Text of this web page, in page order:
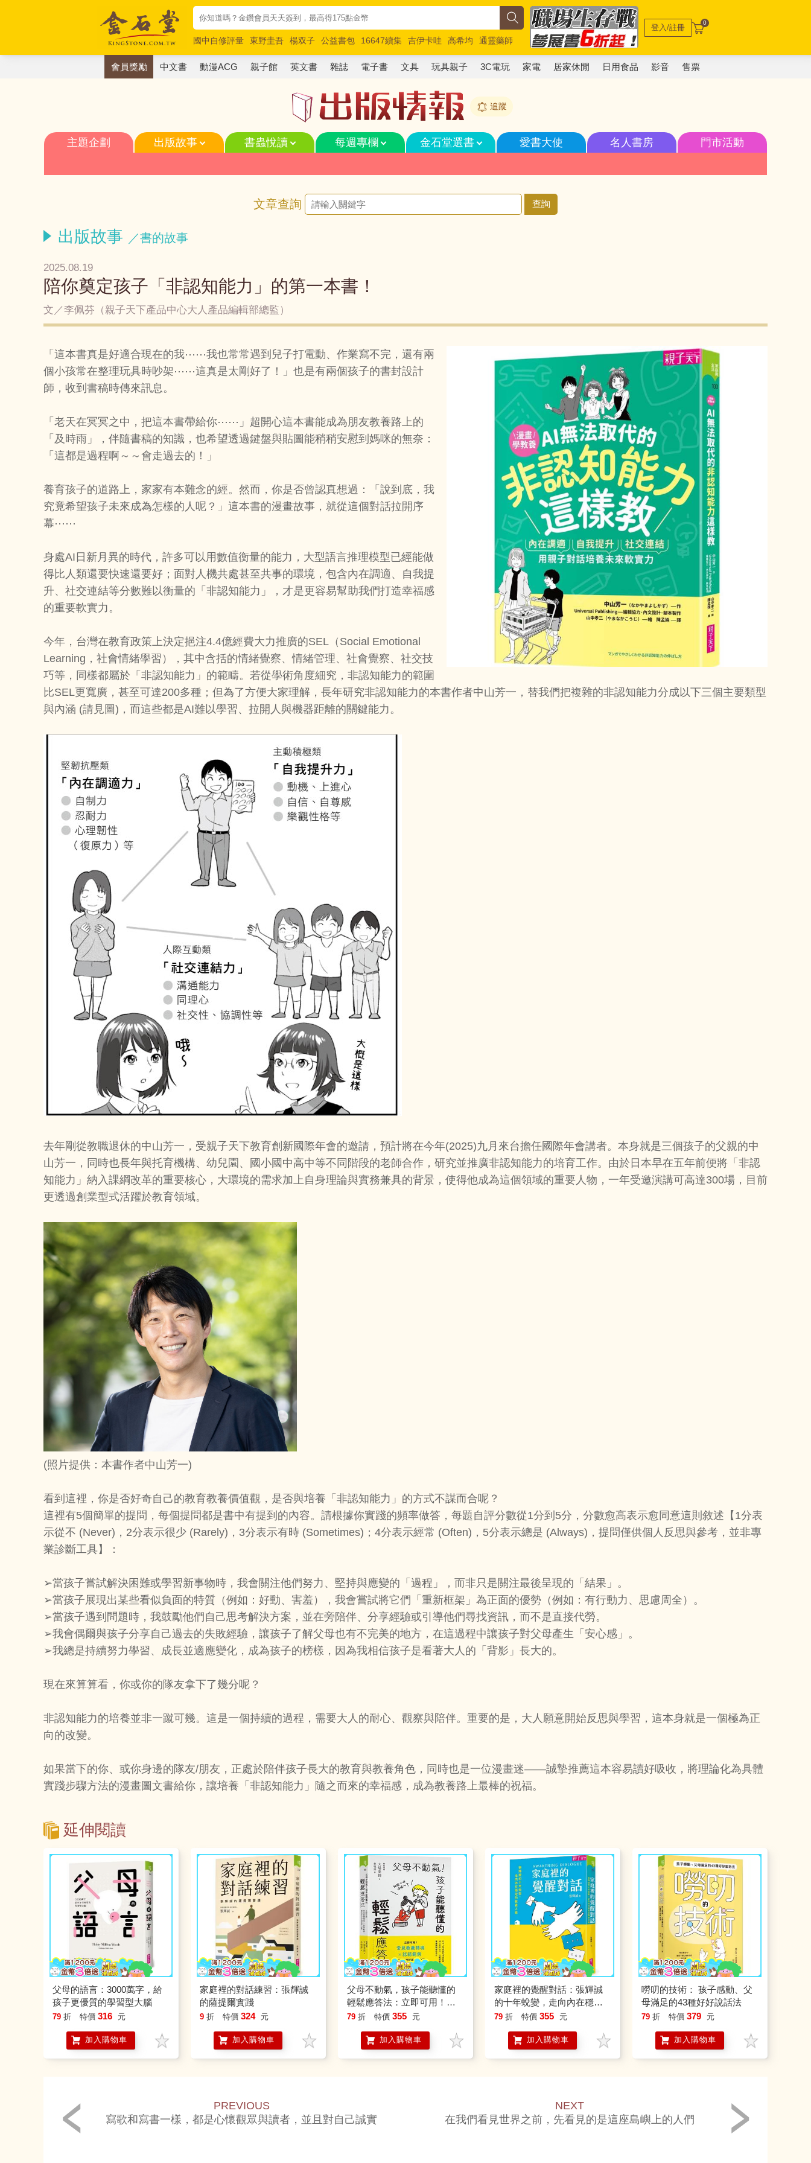
國中自修評量 東野圭吾 楊双子 公益書包 16647續集 吉伊卡哇 高希均
通靈藥師
唯紅花綻放
奧德賽 路邊攤新作 馬斯克 玩具總動員5 超慢跑
登入/註冊 0
會員獎勵 中文書 動漫ACG 親子館 英文書 雜誌 電子書 文具 玩具親子 3C電玩 家電 居家休閒 日用食品 影音 售票
追蹤
主題企劃 出版故事 書蟲悅讀 每週專欄 金石堂選書 愛書大使 名人書房 門市活動
文章查詢
出版故事 ／書的故事
2025.08.19
陪你奠定孩子「非認知能力」的第一本書！
文／李佩芬（親子天下產品中心大人產品編輯部總監）
「這本書真是好適合現在的我⋯⋯我也常常遇到兒子打電動、作業寫不完，還有兩
個小孩常在整理玩具時吵架⋯⋯這真是太剛好了！」也是有兩個孩子的書封設計
師，收到書稿時傳來訊息。
「老天在冥冥之中，把這本書帶給你⋯⋯」超開心這本書能成為朋友教養路上的
「及時雨」，伴隨書稿的知識，也希望透過鍵盤與貼圖能稍稍安慰到媽咪的無奈：
「這都是過程啊～～會走過去的！」
養育孩子的道路上，家家有本難念的經。然而，你是否曾認真想過：「說到底，我
究竟希望孩子未來成為怎樣的人呢？」這本書的漫畫故事，就從這個對話拉開序
幕⋯⋯
身處AI日新月異的時代，許多可以用數值衡量的能力，大型語言推理模型已經能做
得比人類還要快速還要好；面對人機共處甚至共事的環境，包含內在調適、自我提
升、社交連結等分數難以衡量的「非認知能力」，才是更容易幫助我們打造幸福感
的重要軟實力。
今年，台灣在教育政策上決定挹注4.4億經費大力推廣的SEL（Social Emotional
Learning，社會情緒學習），其中含括的情緒覺察、情緒管理、社會覺察、社交技
巧等，同樣都屬於「非認知能力」的範疇。若從學術角度細究，非認知能力的範圍
比SEL更寬廣，甚至可達200多種；但為了方便大家理解，長年研究非認知能力的本書作者中山芳一，替我們把複雜的非認知能力分成以下三個主要類型
與內涵 (請見圖)，而這些都是AI難以學習、拉開人與機器距離的關鍵能力。
去年剛從教職退休的中山芳一，受親子天下教育創新國際年會的邀請，預計將在今年(2025)九月來台擔任國際年會講者。本身就是三個孩子的父親的中
山芳一，同時也長年與托育機構、幼兒園、國小國中高中等不同階段的老師合作，研究並推廣非認知能力的培育工作。由於日本早在五年前便將「非認
知能力」納入課綱改革的重要核心，大環境的需求加上自身理論與實務兼具的背景，使得他成為這個領域的重要人物，一年受邀演講可高達300場，目前
更透過創業型式活躍於教育領域。
(照片提供：本書作者中山芳一)
看到這裡，你是否好奇自己的教育教養價值觀，是否與培養「非認知能力」的方式不謀而合呢？
這裡有5個簡單的提問，每個提問都是書中有提到的內容。請根據你實踐的頻率做答，每題自評分數從1分到5分，分數愈高表示愈同意這則敘述【1分表
示從不 (Never)，2分表示很少 (Rarely)，3分表示有時 (Sometimes)；4分表示經常 (Often)，5分表示總是 (Always)，提問僅供個人反思與參考，並非專
業診斷工具】：
➢當孩子嘗試解決困難或學習新事物時，我會關注他們努力、堅持與應變的「過程」，而非只是關注最後呈現的「結果」。
➢當孩子展現出某些看似負面的特質（例如：好動、害羞），我會嘗試將它們「重新框架」為正面的優勢（例如：有行動力、思慮周全）。
➢當孩子遇到問題時，我鼓勵他們自己思考解決方案，並在旁陪伴、分享經驗或引導他們尋找資訊，而不是直接代勞。
➢我會偶爾與孩子分享自己過去的失敗經驗，讓孩子了解父母也有不完美的地方，在這過程中讓孩子對父母產生「安心感」。
➢我總是持續努力學習、成長並適應變化，成為孩子的榜樣，因為我相信孩子是看著大人的「背影」長大的。
現在來算算看，你或你的隊友拿下了幾分呢？
非認知能力的培養並非一蹴可幾。這是一個持續的過程，需要大人的耐心、觀察與陪伴。重要的是，大人願意開始反思與學習，這本身就是一個極為正
向的改變。
如果當下的你、或你身邊的隊友/朋友，正處於陪伴孩子長大的教育與教養角色，同時也是一位漫畫迷——誠摯推薦這本容易讀好吸收，將理論化為具體
實踐步驟方法的漫畫圖文書給你，讓培養「非認知能力」隨之而來的幸福感，成為教養路上最棒的祝福。
延伸閱讀
父母的語言：3000萬字，給
孩子更優質的學習型大腦
79 折 特價 316 元
加入購物車
家庭裡的對話練習：張輝誠
的薩提爾實踐
9 折 特價 324 元
加入購物車
父母不動氣，孩子能聽懂的
輕鬆應答法：立即可用！常
見教養情境ｘ話語範例，跟
79 折 特價 355 元
加入購物車
家庭裡的覺醒對話：張輝誠
的十年蛻變，走向內在穩定
的教養之路
79 折 特價 355 元
加入購物車
嘮叨的技術： 孩子感動、父
母滿足的43種好好說話法
79 折 特價 379 元
加入購物車
PREVIOUS
寫歌和寫書一樣，都是心懷觀眾與讀者，並且對自己誠實
NEXT
在我們看見世界之前，先看見的是這座島嶼上的人們